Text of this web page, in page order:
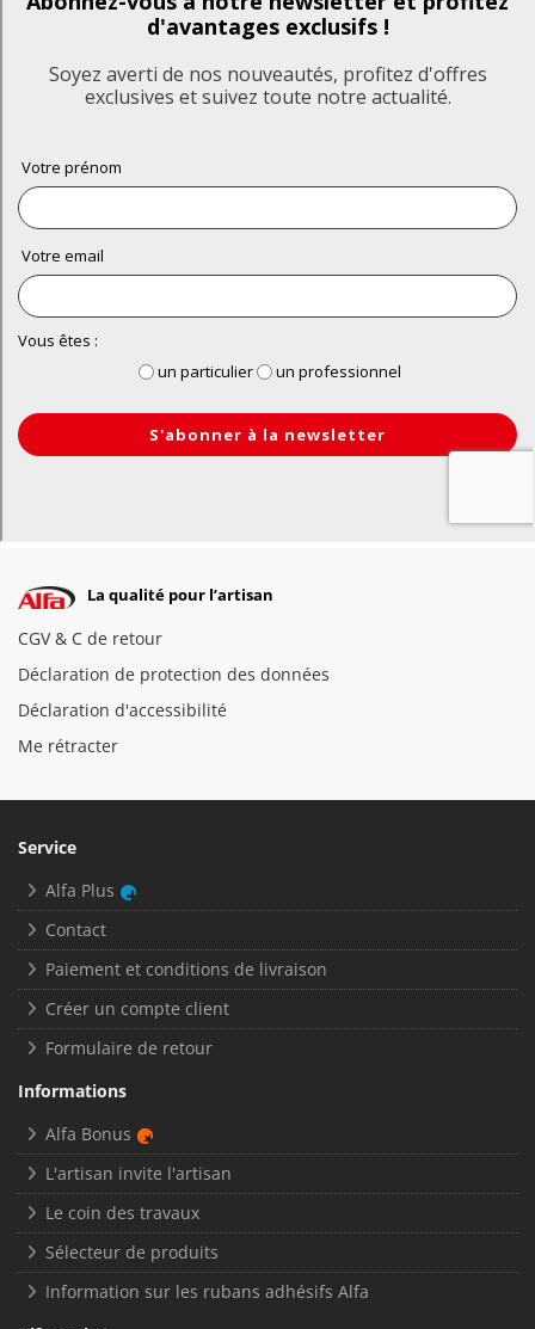
La qualité pour l’artisan
CGV & C de retour
Déclaration de protection des données
Déclaration d'accessibilité
Me rétracter
Service
Alfa Plus
Contact
Paiement et conditions de livraison
Créer un compte client
Formulaire de retour
Informations
Alfa Bonus
L'artisan invite l'artisan
Le coin des travaux
Sélecteur de produits
Information sur les rubans adhésifs Alfa